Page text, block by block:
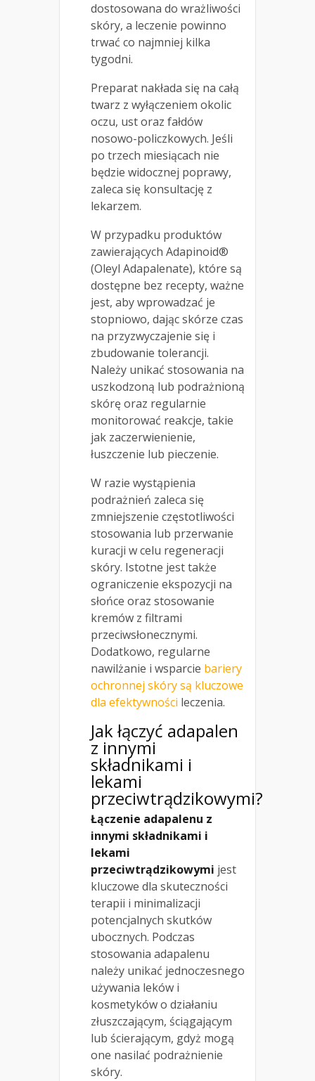
dostosowana do wrażliwości
skóry, a leczenie powinno
trwać co najmniej kilka
tygodni.
Preparat nakłada się na całą
twarz z wyłączeniem okolic
oczu, ust oraz fałdów
nosowo-policzkowych. Jeśli
po trzech miesiącach nie
będzie widocznej poprawy,
zaleca się konsultację z
lekarzem.
W przypadku produktów
zawierających Adapinoid®
(Oleyl Adapalenate), które są
dostępne bez recepty, ważne
jest, aby wprowadzać je
stopniowo, dając skórze czas
na przyzwyczajenie się i
zbudowanie tolerancji.
Należy unikać stosowania na
uszkodzoną lub podrażnioną
skórę oraz regularnie
monitorować reakcje, takie
jak zaczerwienienie,
łuszczenie lub pieczenie.
W razie wystąpienia
podrażnień zaleca się
zmniejszenie częstotliwości
stosowania lub przerwanie
kuracji w celu regeneracji
skóry. Istotne jest także
ograniczenie ekspozycji na
słońce oraz stosowanie
kremów z filtrami
przeciwsłonecznymi.
Dodatkowo, regularne
nawilżanie i wsparcie bariery
ochronnej skóry są kluczowe
dla efektywności leczenia.
Jak łączyć adapalen
z innymi
składnikami i
lekami
przeciwtrądzikowymi?
Łączenie adapalenu z
innymi składnikami i
lekami
przeciwtrądzikowymi jest
kluczowe dla skuteczności
terapii i minimalizacji
potencjalnych skutków
ubocznych. Podczas
stosowania adapalenu
należy unikać jednoczesnego
używania leków i
kosmetyków o działaniu
złuszczającym, ściągającym
lub ścierającym, gdyż mogą
one nasilać podrażnienie
skóry.